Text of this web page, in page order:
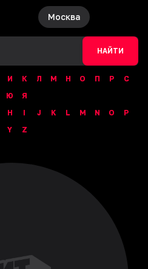
Москва
НАЙТИ
И К Л М Н О П Р
С
Ю
Я
H I J K L M N O
P
Y Z